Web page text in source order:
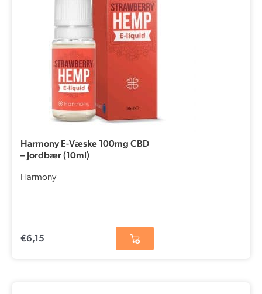
Harmony E-Væske 100mg CBD
– Jordbær (10ml)
Harmony
€6,15